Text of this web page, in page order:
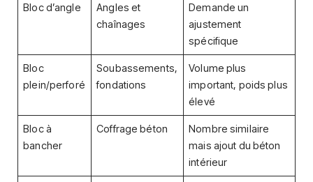
Bloc d’angle
Angles et
chaînages
Demande un
ajustement
spécifique
Bloc
plein/perforé
Soubassements,
fondations
Volume plus
important, poids plus
élevé
Bloc à
bancher
Coffrage béton
Nombre similaire
mais ajout du béton
intérieur